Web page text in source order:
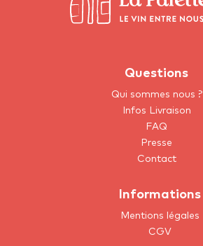
Questions
Qui sommes nous ?
Infos Livraison
FAQ
Presse
Contact
Informations
Mentions légales
CGV